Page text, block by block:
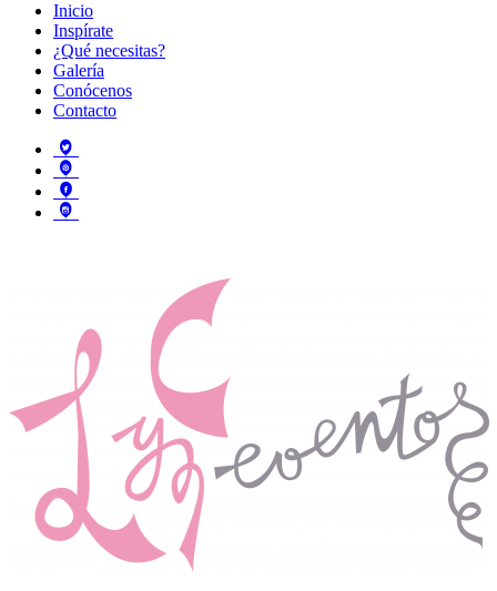
Inicio
Inspírate
¿Qué necesitas?
Galería
Conócenos
Contacto